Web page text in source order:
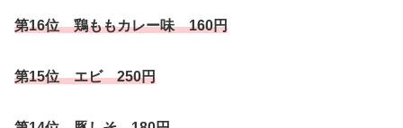
第16位 鶏ももカレー味 160円
第15位 エビ 250円